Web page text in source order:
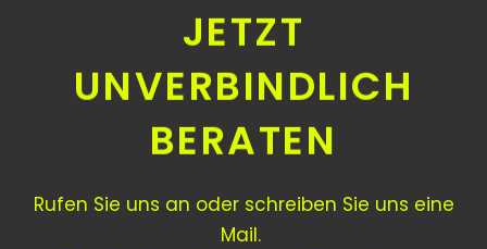
JETZT
UNVERBINDLICH
BERATEN
Rufen Sie uns an oder schreiben Sie uns eine
Mail.